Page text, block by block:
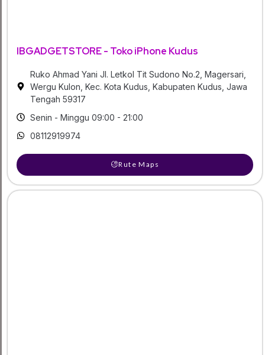
IBGADGETSTORE - Toko iPhone Kudus
Ruko Ahmad Yani Jl. Letkol Tit Sudono No.2, Magersari,
Wergu Kulon, Kec. Kota Kudus, Kabupaten Kudus, Jawa
Tengah 59317
Senin - Minggu 09:00 - 21:00
08112919974
Rute Maps